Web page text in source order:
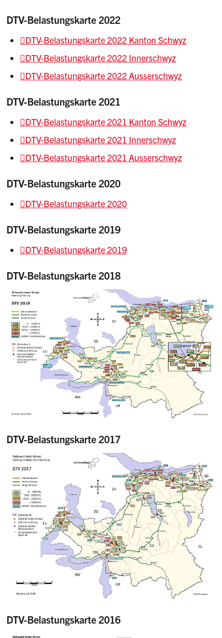
DTV-Belastungskarte 2022
DTV-Belastungskarte 2022 Kanton Schwyz
DTV-Belastungskarte 2022 Innerschwyz
DTV-Belastungskarte 2022 Ausserschwyz
DTV-Belastungskarte 2021
DTV-Belastungskarte 2021 Kanton Schwyz
DTV-Belastungskarte 2021 Innerschwyz
DTV-Belastungskarte 2021 Ausserschwyz
DTV-Belastungskarte 2020
DTV-Belastungskarte 2020
DTV-Belastungskarte 2019
DTV-Belastungskarte 2019
DTV-Belastungskarte 2018
DTV-Belastungskarte 2017
DTV-Belastungskarte 2016